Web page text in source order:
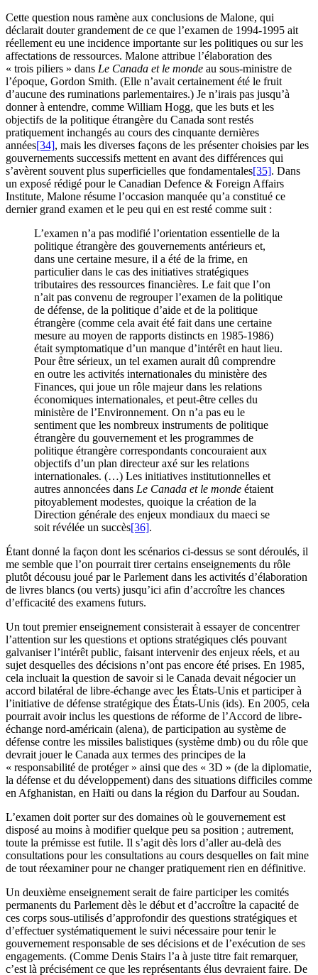
Cette question nous ramène aux conclusions de Malone, qui
déclarait douter grandement de ce que l’examen de 1994-1995 ait
réellement eu une incidence importante sur les politiques ou sur les
affectations de ressources. Malone attribue l’élaboration des
« trois piliers » dans Le Canada et le monde au sous-ministre de
l’époque, Gordon Smith. (Elle n’avait certainement été le fruit
d’aucune des ruminations parlementaires.) Je n’irais pas jusqu’à
donner à entendre, comme William Hogg, que les buts et les
objectifs de la politique étrangère du Canada sont restés
pratiquement inchangés au cours des cinquante dernières
années[34], mais les diverses façons de les présenter choisies par les
gouvernements successifs mettent en avant des différences qui
s’avèrent souvent plus superficielles que fondamentales[35]. Dans
un exposé rédigé pour le Canadian Defence & Foreign Affairs
Institute, Malone résume l’occasion manquée qu’a constitué ce
dernier grand examen et le peu qui en est resté comme suit :
L’examen n’a pas modifié l’orientation essentielle de la
politique étrangère des gouvernements antérieurs et,
dans une certaine mesure, il a été de la frime, en
particulier dans le cas des initiatives stratégiques
tributaires des ressources financières. Le fait que l’on
n’ait pas convenu de regrouper l’examen de la politique
de défense, de la politique d’aide et de la politique
étrangère (comme cela avait été fait dans une certaine
mesure au moyen de rapports distincts en 1985-1986)
était symptomatique d’un manque d’intérêt en haut lieu.
Pour être sérieux, un tel examen aurait dû comprendre
en outre les activités internationales du ministère des
Finances, qui joue un rôle majeur dans les relations
économiques internationales, et peut-être celles du
ministère de l’Environnement. On n’a pas eu le
sentiment que les nombreux instruments de politique
étrangère du gouvernement et les programmes de
politique étrangère correspondants concouraient aux
objectifs d’un plan directeur axé sur les relations
internationales. (…) Les initiatives institutionnelles et
autres annoncées dans Le Canada et le monde étaient
pitoyablement modestes, quoique la création de la
Direction générale des enjeux mondiaux du maeci se
soit révélée un succès[36].
Étant donné la façon dont les scénarios ci-dessus se sont déroulés, il
me semble que l’on pourrait tirer certains enseignements du rôle
plutôt décousu joué par le Parlement dans les activités d’élaboration
de livres blancs (ou verts) jusqu’ici afin d’accroître les chances
d’efficacité des examens futurs.
Un tout premier enseignement consisterait à essayer de concentrer
l’attention sur les questions et options stratégiques clés pouvant
galvaniser l’intérêt public, faisant intervenir des enjeux réels, et au
sujet desquelles des décisions n’ont pas encore été prises. En 1985,
cela incluait la question de savoir si le Canada devait négocier un
accord bilatéral de libre-échange avec les États-Unis et participer à
l’initiative de défense stratégique des États-Unis (ids). En 2005, cela
pourrait avoir inclus les questions de réforme de l’Accord de libre-
échange nord-américain (alena), de participation au système de
défense contre les missiles balistiques (système dmb) ou du rôle que
devrait jouer le Canada aux termes des principes de la
« responsabilité de protéger » ainsi que des « 3D » (de la diplomatie,
la défense et du développement) dans des situations difficiles comme
en Afghanistan, en Haïti ou dans la région du Darfour au Soudan.
L’examen doit porter sur des domaines où le gouvernement est
disposé au moins à modifier quelque peu sa position ; autrement,
toute la prémisse est futile. Il s’agit dès lors d’aller au-delà des
consultations pour les consultations au cours desquelles on fait mine
de tout réexaminer pour ne changer pratiquement rien en définitive.
Un deuxième enseignement serait de faire participer les comités
permanents du Parlement dès le début et d’accroître la capacité de
ces corps sous-utilisés d’approfondir des questions stratégiques et
d’effectuer systématiquement le suivi nécessaire pour tenir le
gouvernement responsable de ses décisions et de l’exécution de ses
engagements. (Comme Denis Stairs l’a à juste titre fait remarquer,
c’est là précisément ce que les représentants élus devraient faire. De